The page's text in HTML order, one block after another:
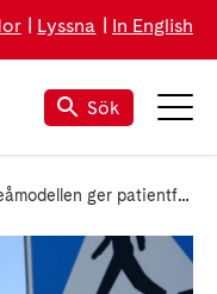
Lyssna In English
Sök
Umeåmodellen ger patientfokus och skräddarsydd vård i tid